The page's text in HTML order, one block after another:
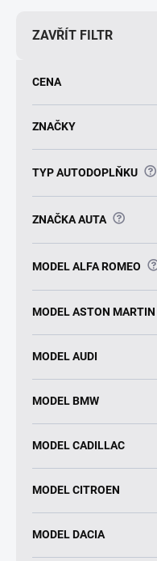
ZAVŘÍT FILTR
CENA
ZNAČKY
TYP AUTODOPLŇKU ?
ZNAČKA AUTA ?
MODEL ALFA ROMEO ?
MODEL ASTON MARTIN
MODEL AUDI
MODEL BMW
MODEL CADILLAC
MODEL CITROEN
MODEL DACIA